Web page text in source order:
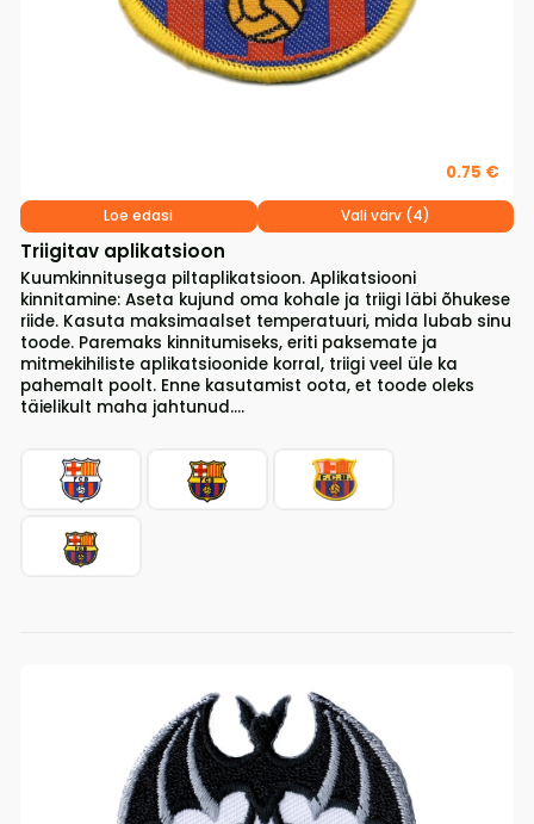
Triigitav aplikatsioon
Kuumkinnitusega piltaplikatsioon. Aplikatsiooni
kinnitamine: Aseta kujund oma kohale ja triigi läbi õhukese
riide. Kasuta maksimaalset temperatuuri, mida lubab sinu
toode. Paremaks kinnitumiseks, eriti paksemate ja
mitmekihiliste aplikatsioonide korral, triigi veel üle ka
pahemalt poolt. Enne kasutamist oota, et toode oleks
täielikult maha jahtunud....
0.75 €
Loe edasi Vali värv (4)